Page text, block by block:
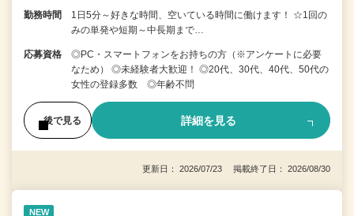
勤務時間
1日5分～好きな時間、空いている時間に働けます！ ☆1回の
みの単発や短期～中長期まで…
応募資格
◎PC・スマートフォンをお持ちの方（※アンケートに必要
なため） ◎未経験者大歓迎！ ◎20代、30代、40代、50代の
女性の登録多数 ◎年齢不問
後で見る 詳細を見る
更新日： 2026/07/23 掲載終了日： 2026/08/30
NEW